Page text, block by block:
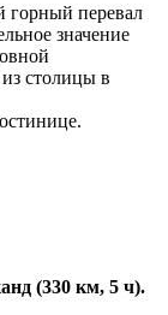
горный перевал
значение
столицы в
(330 км, 5 ч).